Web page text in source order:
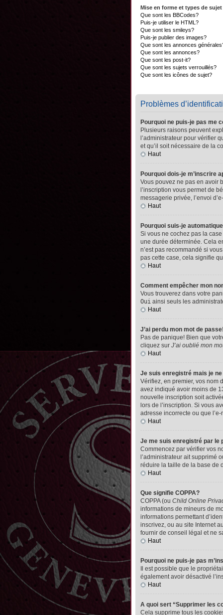
Mise en forme et types de sujet
Que sont les BBCodes?
Puis-je utiliser le HTML?
Que sont les smileys?
Puis-je publier des images?
Que sont les annonces
Que sont les annonces?
Que sont les post-it?
Que sont les sujets verrouillés?
Que sont les icônes de sujet?
Problèmes
Pourquoi ne puis-je pas me
Plusieurs raisons peuvent
l’administrateur pour vérifier
et qu’il soit nécessaire de la
Haut
Pourquoi dois-je m’inscrire
Vous pouvez ne pas en avoir
l’inscription vous permet de
messagerie privée, l’envoi
Haut
Pourquoi suis-je
Si vous ne cochez pas la case
une durée déterminée. Cela
n’est pas recommandé si
pas cette case, cela signifie
Haut
Comment empêcher mon
Vous trouverez dans votre
Oui ainsi seuls les
Haut
J’ai perdu mon mot de
Pas de panique! Bien que
cliquez sur J’ai oublié mon
Haut
Je suis enregistré mais je
Vérifiez, en premier, vos nom
avez indiqué avoir moins de
nouvelle inscription soit
lors de l’inscription. Si vous
adresse incorrecte ou que
Haut
Je me suis enregistré par le
Commencez par vérifier vos
l’administrateur ait supprimé
réduire la taille de la base de
Haut
Que signifie COPPA?
COPPA (ou Child Online
informations de mineurs de
informations permettant
inscrivez, ou au site Internet
fournir de conseil légal et ne
Haut
Pourquoi ne puis-je pas
Il est possible que le
également avoir désactivé
Haut
A quoi sert “Supprimer les
Cela supprime tous les